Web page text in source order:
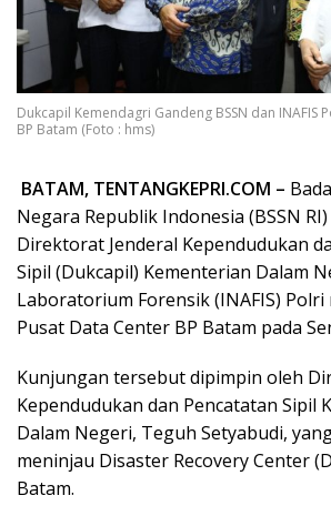
Dukcapil Kemendagri Gandeng BSSN dan INAFIS
BP Batam (Foto : hms)
BATAM, TENTANGKEPRI.COM –
Negara Republik Indonesia (BSSN
Direktorat Jenderal Kependudukan
Sipil (Dukcapil) Kementerian Dalam
Laboratorium Forensik (INAFIS)
Pusat Data Center BP Batam pada
Kunjungan tersebut dipimpin oleh
Kependudukan dan Pencatatan Sipil
Dalam Negeri, Teguh Setyabudi,
meninjau Disaster Recovery Center
Batam.